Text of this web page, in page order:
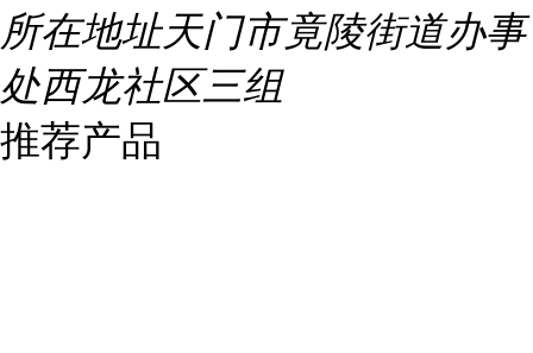
所在地址天门市竟陵街道办事
处西龙社区三组
推荐产品